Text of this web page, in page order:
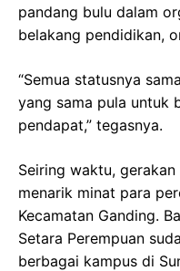
pandang bulu dalam
belakang pendidikan,
“Semua statusnya
yang sama pula untuk
pendapat,” tegasnya.
Seiring waktu,
menarik minat para
Kecamatan Ganding.
Setara Perempuan
berbagai kampus di